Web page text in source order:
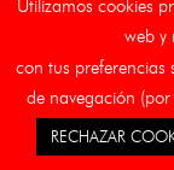
Utilizamos cookies
web y
con tus preferencias
de navegación
RECHAZAR